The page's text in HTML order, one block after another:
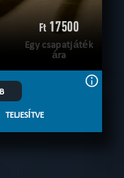
Ft17500
Egy csapatjáték
ára
TELJESÍTVE